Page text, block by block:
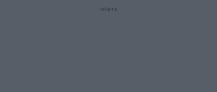
reklama